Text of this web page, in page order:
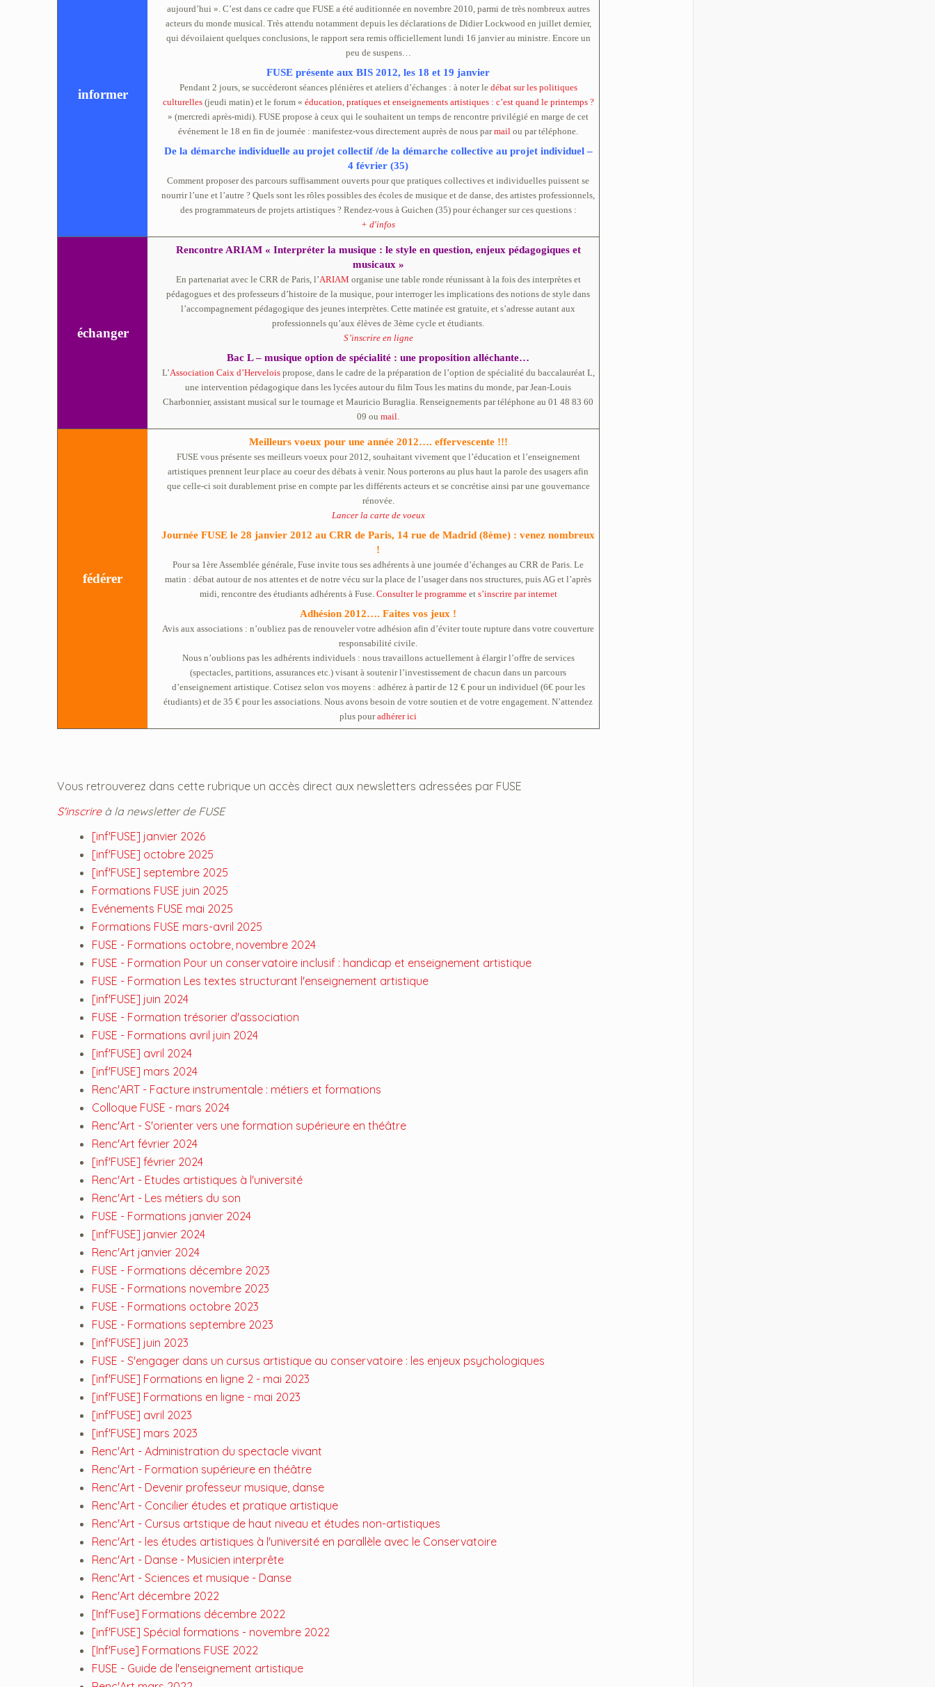
informer
aujourd’hui ». C’est dans ce cadre que FUSE a été auditionnée en novembre 2010, parmi de très nombreux autres
acteurs du monde musical. Très attendu notamment depuis les déclarations de Didier Lockwood en juillet dernier,
qui dévoilaient quelques conclusions, le rapport sera remis officiellement lundi 16 janvier au ministre. Encore un
peu de suspens…
FUSE présente aux BIS 2012, les 18 et 19 janvier
Pendant 2 jours, se succèderont séances plénières et ateliers d’échanges : à noter le débat sur les politiques
culturelles(jeudi matin) et le forum « éducation, pratiques et enseignements artistiques : c’est quand le printemps ?
» (mercredi après-midi). FUSE propose à ceux qui le souhaitent un temps de rencontre privilégié en marge de cet
événement le 18 en fin de journée : manifestez-vous directement auprès de nous parmail ou par téléphone.
De la démarche individuelle au projet collectif /de la démarche collective au projet individuel –
4 février (35)
Comment proposer des parcours suffisamment ouverts pour que pratiques collectives et individuelles puissent se
nourrir l’une et l’autre ? Quels sont les rôles possibles des écoles de musique et de danse, des artistes professionnels,
des programmateurs de projets artistiques ? Rendez-vous à Guichen (35) pour échanger sur ces questions :
+ d'infos
échanger
Rencontre ARIAM « Interpréter la musique : le style en question, enjeux pédagogiques et
musicaux »
En partenariat avec le CRR de Paris, l’ARIAM organise une table ronde réunissant à la fois des interprètes et
pédagogues et des professeurs d’histoire de la musique, pour interroger les implications des notions de style dans
l’accompagnement pédagogique des jeunes interprètes. Cette matinée est gratuite, et s’adresse autant aux
professionnels qu’aux élèves de 3ème cycle et étudiants.
S’inscrire en ligne
Bac L – musique option de spécialité : une proposition alléchante…
L’Association Caix d’Herveloispropose, dans le cadre de la préparation de l’option de spécialité du baccalauréat L,
une intervention pédagogique dans les lycées autour du film Tous les matins du monde, par Jean-Louis
Charbonnier, assistant musical sur le tournage et Mauricio Buraglia. Renseignements par téléphone au 01 48 83 60
09 oumail.
fédérer
Meilleurs voeux pour une année 2012…. effervescente !!!
FUSE vous présente ses meilleurs voeux pour 2012, souhaitant vivement que l’éducation et l’enseignement
artistiques prennent leur place au coeur des débats à venir. Nous porterons au plus haut la parole des usagers afin
que celle-ci soit durablement prise en compte par les différents acteurs et se concrétise ainsi par une gouvernance
rénovée.
Lancer la carte de voeux
Journée FUSE le 28 janvier 2012 au CRR de Paris, 14 rue de Madrid (8ème) : venez nombreux
!
Pour sa 1ère Assemblée générale, Fuse invite tous ses adhérents à une journée d’échanges au CRR de Paris. Le
matin : débat autour de nos attentes et de notre vécu sur la place de l’usager dans nos structures, puis AG et l’après
midi, rencontre des étudiants adhérents à Fuse. Consulter le programmeet s’inscrire par internet
Adhésion 2012…. Faites vos jeux !
Avis aux associations : n’oubliez pas de renouveler votre adhésion afin d’éviter toute rupture dans votre couverture
responsabilité civile.
Nous n’oublions pas les adhérents individuels : nous travaillons actuellement à élargir l’offre de services
(spectacles, partitions, assurances etc.) visant à soutenir l’investissement de chacun dans un parcours
d’enseignement artistique. Cotisez selon vos moyens : adhérez à partir de 12 € pour un individuel (6€ pour les
étudiants) et de 35 € pour les associations. Nous avons besoin de votre soutien et de votre engagement. N’attendez
plus pouradhérer ici
Vous retrouverez dans cette rubrique un accès direct aux newsletters adressées par FUSE
S'inscrireà la newsletter de FUSE
[inf'FUSE] janvier 2026
[inf'FUSE] octobre 2025
[inf'FUSE] septembre 2025
Formations FUSE juin 2025
Evénements FUSE mai 2025
Formations FUSE mars-avril 2025
FUSE - Formations octobre, novembre 2024
FUSE - Formation Pour un conservatoire inclusif : handicap et enseignement artistique
FUSE - Formation Les textes structurant l'enseignement artistique
[inf'FUSE] juin 2024
FUSE - Formation trésorier d'association
FUSE - Formations avril juin 2024
[inf'FUSE] avril 2024
[inf'FUSE] mars 2024
Renc'ART - Facture instrumentale : métiers et formations
Colloque FUSE - mars 2024
Renc'Art - S'orienter vers une formation supérieure en théâtre
Renc'Art février 2024
[inf'FUSE] février 2024
Renc'Art - Etudes artistiques à l'université
Renc'Art - Les métiers du son
FUSE - Formations janvier 2024
[inf'FUSE] janvier 2024
Renc'Art janvier 2024
FUSE - Formations décembre 2023
FUSE - Formations novembre 2023
FUSE - Formations octobre 2023
FUSE - Formations septembre 2023
[inf'FUSE] juin 2023
FUSE - S'engager dans un cursus artistique au conservatoire : les enjeux psychologiques
[inf'FUSE] Formations en ligne 2 - mai 2023
[inf'FUSE] Formations en ligne - mai 2023
[inf'FUSE] avril 2023
[inf'FUSE] mars 2023
Renc'Art - Administration du spectacle vivant
Renc'Art - Formation supérieure en théâtre
Renc'Art - Devenir professeur musique, danse
Renc'Art - Concilier études et pratique artistique
Renc'Art - Cursus artstique de haut niveau et études non-artistiques
Renc'Art - les études artistiques à l'université en parallèle avec le Conservatoire
Renc'Art - Danse - Musicien interprête
Renc'Art - Sciences et musique - Danse
Renc'Art décembre 2022
[Inf'Fuse] Formations décembre 2022
[inf'FUSE] Spécial formations - novembre 2022
[Inf'Fuse] Formations FUSE 2022
FUSE - Guide de l'enseignement artistique